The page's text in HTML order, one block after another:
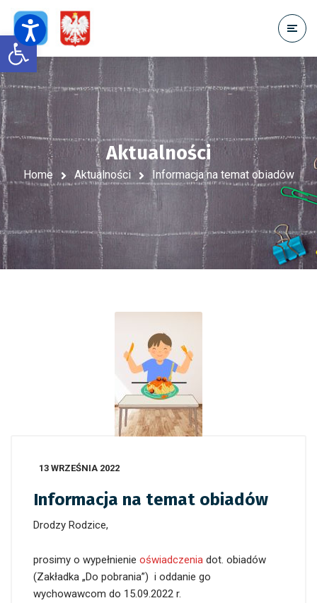
Open toolbar
Aktualności
Home Aktualności Informacja na temat obiadów
13 WRZEŚNIA 2022
Informacja na temat obiadów
Drodzy Rodzice,
prosimy o wypełnienie oświadczenia dot. obiadów
(Zakładka „Do pobrania”) i oddanie go
wychowawcom do 15.09.2022 r.